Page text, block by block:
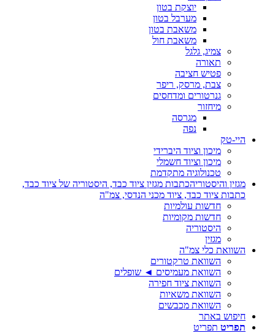
יוצקת בטון
מערבל בטון
משאבת בטון
משאבת חול
צמיג, גלגל
תאורה
פטיש חציבה
צבת, מרסק, ריפר
גנרטורים ומדחסים
מיחזור
מגרסה
נפה
היי-טק
מיכון וציוד היברידי
מיכון וציוד חשמלי
טכנולוגיה מתקדמת
מגזין והיסטוריהכתבות מגזין ציוד כבד, היסטוריה של ציוד כבד,
כתבות ציוד כבד, ציוד מכני הנדסי, צמ"ה
חדשות עולמיות
חדשות מקומיות
היסטוריה
מגזין
השוואת כלי צמ"ה
השוואת טרקטורים
השוואת מעמיסים ◄ שופלים
השוואת ציוד חפירה
השוואת משאיות
השוואת מכבשים
חיפוש באתר
תפריט תפריט